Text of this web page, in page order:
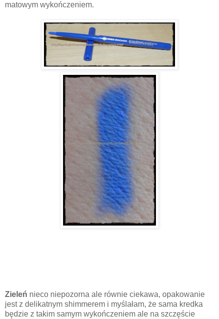
matowym wykończeniem.
Zieleń nieco niepozorna ale równie ciekawa, opakowanie
jest z delikatnym shimmerem i myślałam, że sama kredka
będzie z takim samym wykończeniem ale na szczęście